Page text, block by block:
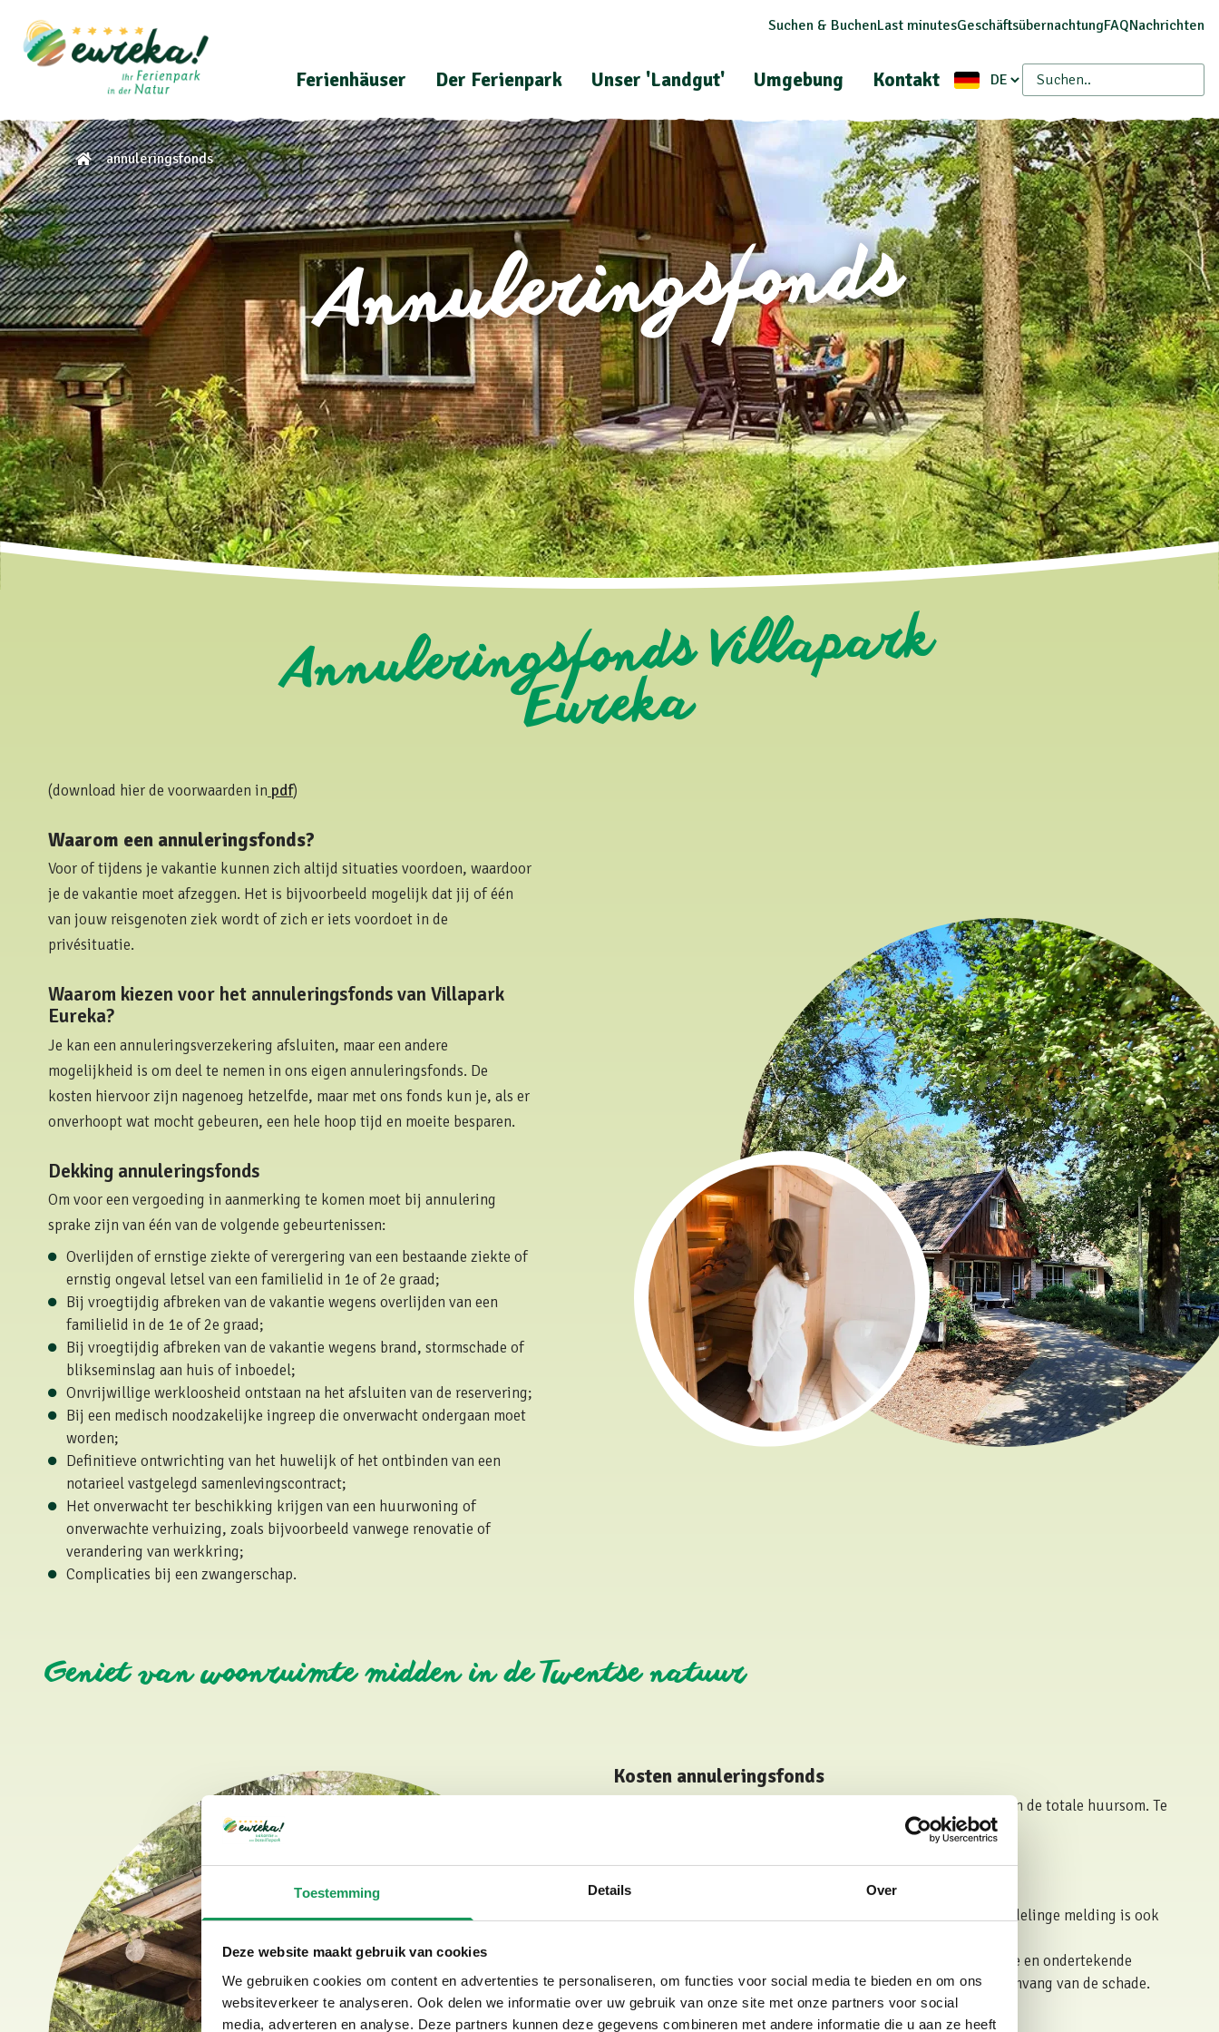
Toestemming Details Over
Deze website maakt gebruik van cookies
We gebruiken cookies om content en advertenties te personaliseren, om functies voor social media te bieden en om ons
websiteverkeer te analyseren. Ook delen we informatie over uw gebruik van onze site met onze partners voor social
media, adverteren en analyse. Deze partners kunnen deze gegevens combineren met andere informatie die u aan ze heeft
Suchen & BuchenLast minutesGeschäftsübernachtungFAQNachrichten
Ferienhäuser Der Ferienpark Unser 'Landgut' Umgebung Kontakt
Annuleringsfonds
annuleringsfonds
Annuleringsfonds Villapark
Eureka
(download hier de voorwaarden in pdf)
Waarom een annuleringsfonds?
Voor of tijdens je vakantie kunnen zich altijd situaties voordoen, waardoor
je de vakantie moet afzeggen. Het is bijvoorbeeld mogelijk dat jij of één
van jouw reisgenoten ziek wordt of zich er iets voordoet in de
privésituatie.
Waarom kiezen voor het annuleringsfonds van Villapark
Eureka?
Je kan een annuleringsverzekering afsluiten, maar een andere
mogelijkheid is om deel te nemen in ons eigen annuleringsfonds. De
kosten hiervoor zijn nagenoeg hetzelfde, maar met ons fonds kun je, als er
onverhoopt wat mocht gebeuren, een hele hoop tijd en moeite besparen.
Dekking annuleringsfonds
Om voor een vergoeding in aanmerking te komen moet bij annulering
sprake zijn van één van de volgende gebeurtenissen:
Overlijden of ernstige ziekte of verergering van een bestaande ziekte of
ernstig ongeval letsel van een familielid in 1e of 2e graad;
Bij vroegtijdig afbreken van de vakantie wegens overlijden van een
familielid in de 1e of 2e graad;
Bij vroegtijdig afbreken van de vakantie wegens brand, stormschade of
blikseminslag aan huis of inboedel;
Onvrijwillige werkloosheid ontstaan na het afsluiten van de reservering;
Bij een medisch noodzakelijke ingreep die onverwacht ondergaan moet
worden;
Definitieve ontwrichting van het huwelijk of het ontbinden van een
notarieel vastgelegd samenlevingscontract;
Het onverwacht ter beschikking krijgen van een huurwoning of
onverwachte verhuizing, zoals bijvoorbeeld vanwege renovatie of
verandering van werkkring;
Complicaties bij een zwangerschap.
Geniet van woonruimte midden in de Twentse natuur
Kosten annuleringsfonds
De kosten van deelname in het annuleringsfonds zijn 6,5 % van de totale huursom. Te
van toepassing.
Hoe moet je handelen in geval van annulering?
Geef de gebeurtenis zo snel mogelijk aan ons door. Bij mondelinge melding is ook
Je bent verplicht om als wij daarom vragen, een schriftelijke en ondertekende
verklaring te overleggen over het ontstaan, de aard en de omvang van de schade.